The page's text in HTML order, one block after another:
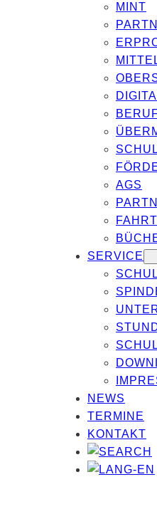
MINT
AGS
SERVICE
NEWS
TERMINE
KONTAKT